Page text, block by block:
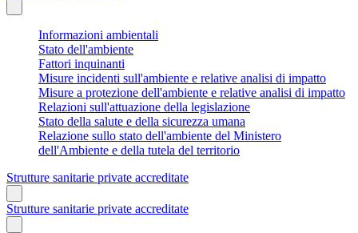
Informazioni ambientali
Stato dell'ambiente
Fattori inquinanti
Misure incidenti sull'ambiente e relative analisi di impatto
Misure a protezione dell'ambiente e relative analisi di impatto
Relazioni sull'attuazione della legislazione
Stato della salute e della sicurezza umana
Relazione sullo stato dell'ambiente del Ministero
dell'Ambiente e della tutela del territorio
Strutture sanitarie private accreditate
Strutture sanitarie private accreditate